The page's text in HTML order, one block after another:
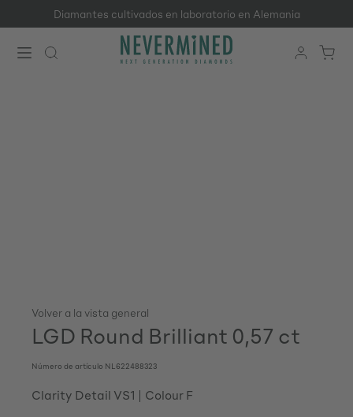
Saltar al contenido principal
Diamantes cultivados en laboratorio en Alemania
Volver a la vista general
LGD Round Brilliant 0,57 ct
Número de artículo NL622488323
Clarity Detail VS1 Colour F